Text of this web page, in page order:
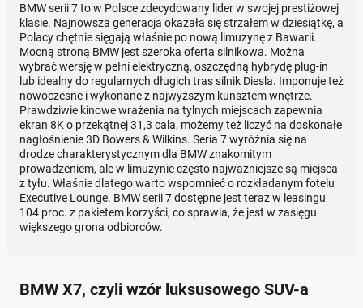
BMW serii 7 to w Polsce zdecydowany lider w swojej prestiżowej
klasie. Najnowsza generacja okazała się strzałem w dziesiątkę, a
Polacy chętnie sięgają właśnie po nową limuzynę z Bawarii.
Mocną stroną BMW jest szeroka oferta silnikowa. Można
wybrać wersję w pełni elektryczną, oszczędną hybrydę plug-in
lub idealny do regularnych długich tras silnik Diesla. Imponuje też
nowoczesne i wykonane z najwyższym kunsztem wnętrze.
Prawdziwie kinowe wrażenia na tylnych miejscach zapewnia
ekran 8K o przekątnej 31,3 cala, możemy też liczyć na doskonałe
nagłośnienie 3D Bowers & Wilkins. Seria 7 wyróżnia się na
drodze charakterystycznym dla BMW znakomitym
prowadzeniem, ale w limuzynie często najważniejsze są miejsca
z tyłu. Właśnie dlatego warto wspomnieć o rozkładanym fotelu
Executive Lounge. BMW serii 7 dostępne jest teraz w leasingu
104 proc. z pakietem korzyści, co sprawia, że jest w zasięgu
większego grona odbiorców.
BMW X7, czyli wzór luksusowego SUV-a